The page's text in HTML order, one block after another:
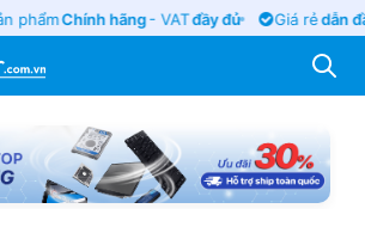
phẩmChính hãng- VATđầy đủ Giá rẻdẫn